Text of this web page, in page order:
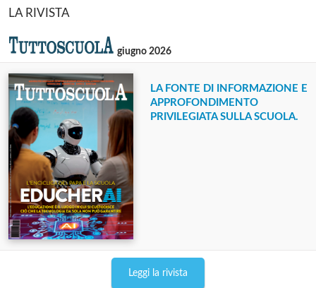
LA RIVISTA
giugno 2026
LA FONTE DI INFORMAZIONE E
APPROFONDIMENTO
PRIVILEGIATA SULLA SCUOLA.
Leggi la rivista